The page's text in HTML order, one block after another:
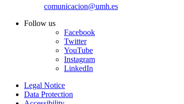
comunicacion@umh.es
Follow us
Facebook
Twitter
YouTube
Instagram
LinkedIn
Legal Notice
Data Protection